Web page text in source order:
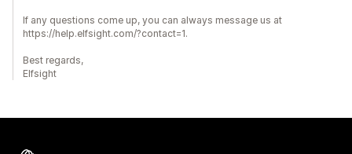
If any questions come up, you can always message us at
https://help.elfsight.com/?contact=1.
Best regards,
Elfsight